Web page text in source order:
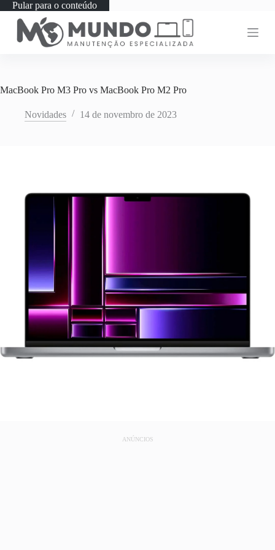
Pular para o conteúdo
MacBook Pro M3 Pro vs MacBook Pro M2 Pro
Novidades 14 de novembro de 2023
ANÚNCIOS